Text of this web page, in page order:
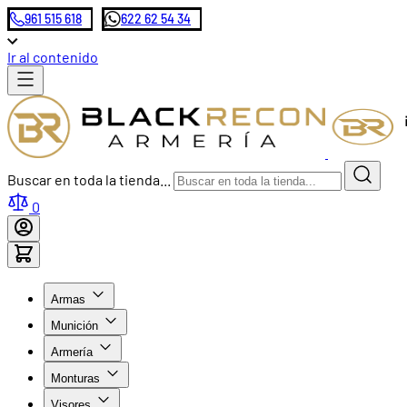
961 515 618 622 62 54 34
Ir al contenido
Buscar en toda la tienda...
0
Armas
Munición
Armería
Monturas